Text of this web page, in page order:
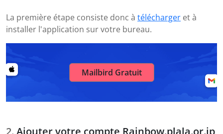
La première étape consiste donc à télécharger et à
installer l'application sur votre bureau.
Mailbird Gratuit
Ajouter votre compte Rainbow.plala.or.jp